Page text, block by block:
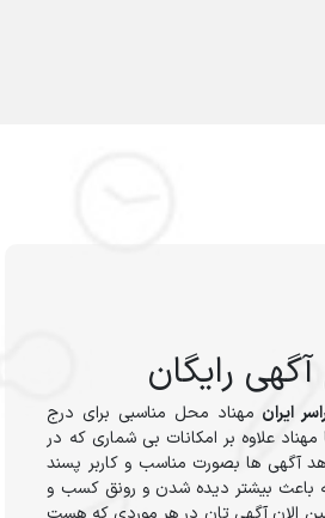
رایگان
ایران مهناد محل مناسبی برای درج
علاوه بر امکانات بی شماری که در
دهد آگهی ها بصورت مناسب و کاربر پسند
باعث بیشتر دیده شدن و رونق کسب و